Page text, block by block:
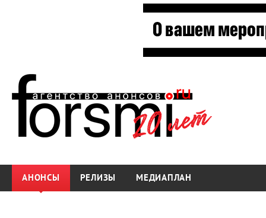
АНОНСЫ РЕЛИЗЫ МЕДИАПЛАН